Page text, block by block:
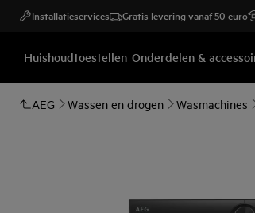
Installatieservices Gratis levering vanaf 50 euro
Huishoudtoestellen Onderdelen &
AEG Wassen en drogen Wasmachines